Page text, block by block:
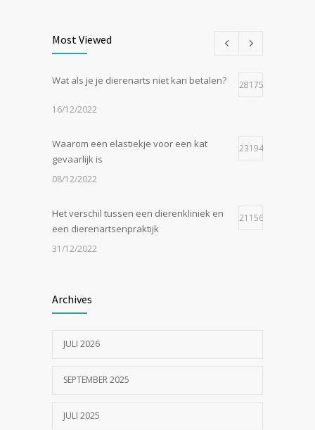
Most Viewed
Wat als je je dierenarts niet kan betalen? 28175
16/12/2022
Waarom een elastiekje voor een kat
gevaarlijk is
23194
08/12/2022
Het verschil tussen een dierenkliniek en
een dierenartsenpraktijk
21156
31/12/2022
24/07/2023
In de tong van je hond gesneden of
17/07/2023
Archives
JULI 2026
SEPTEMBER 2025
JULI 2025